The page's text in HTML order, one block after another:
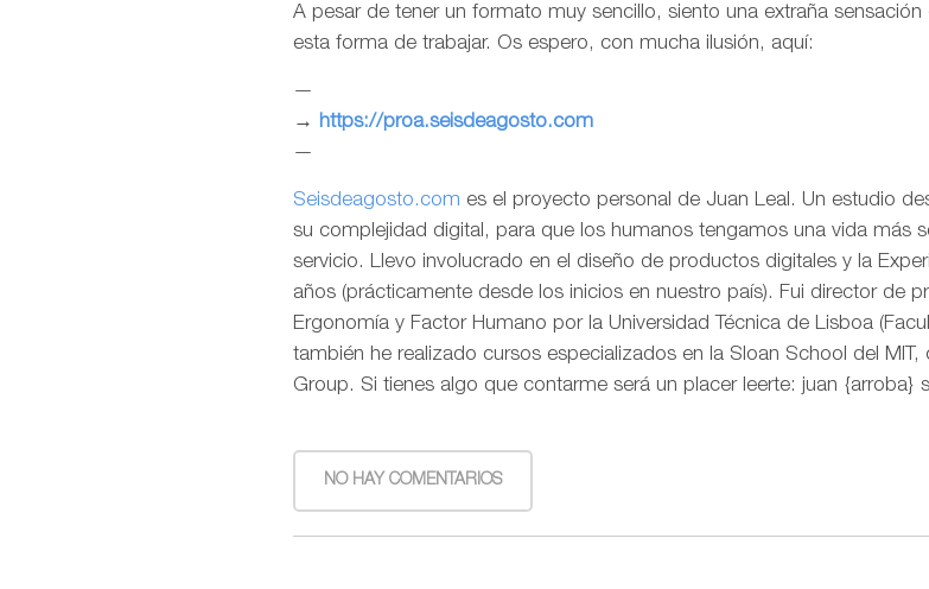
A pesar de tener un formato muy sencillo, siento una extraña
esta forma de trabajar. Os espero, con mucha ilusión, aquí:
—
→ https://proa.seisdeagosto.com
—
Seisdeagosto.com es el proyecto personal de Juan Leal. Un estudio
su complejidad digital, para que los humanos tengamos una vida más
servicio. Llevo involucrado en el diseño de productos digitales y la
años (prácticamente desde los inicios en nuestro país). Fui director de
Ergonomía y Factor Humano por la Universidad Técnica de Lisboa
también he realizado cursos especializados en la Sloan School del
Group. Si tienes algo que contarme será un placer leerte: juan {arroba}
NO HAY COMENTARIOS